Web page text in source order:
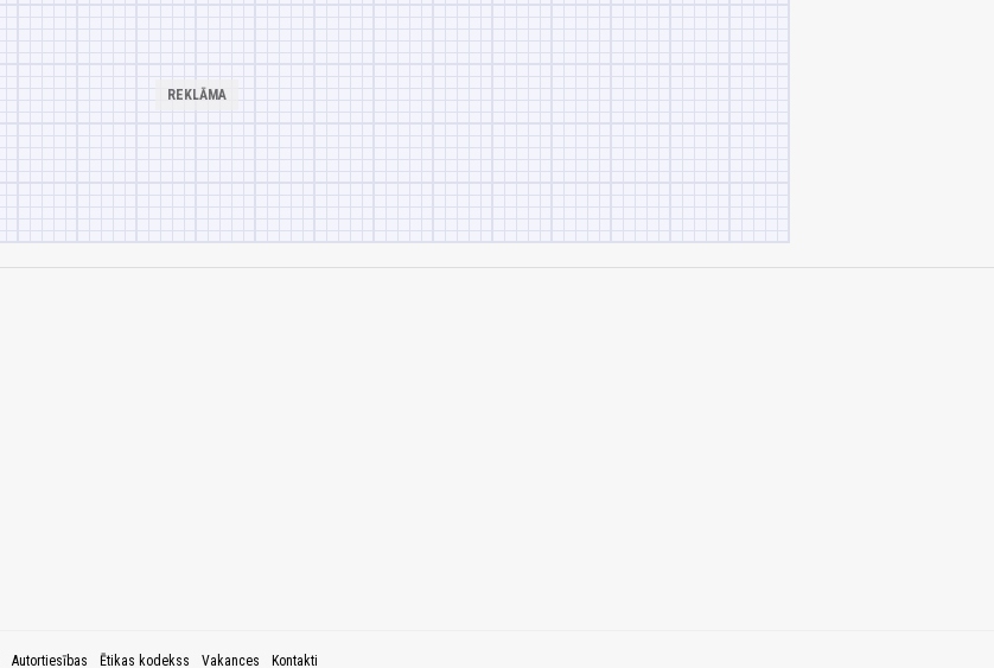
Autortiesības Ētikas kodekss Vakances Kontakti